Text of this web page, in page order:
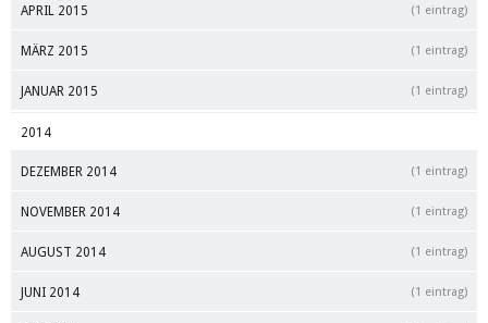
APRIL 2015 (1 eintrag)
MÄRZ 2015 (1 eintrag)
JANUAR 2015 (1 eintrag)
2014
DEZEMBER 2014 (1 eintrag)
NOVEMBER 2014 (1 eintrag)
AUGUST 2014 (1 eintrag)
JUNI 2014 (1 eintrag)